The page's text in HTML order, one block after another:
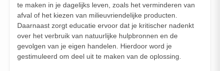
te maken in je dagelijks leven, zoals het verminderen van
afval of het kiezen van milieuvriendelijke producten.
Daarnaast zorgt educatie ervoor dat je kritischer nadenkt
over het verbruik van natuurlijke hulpbronnen en de
gevolgen van je eigen handelen. Hierdoor word je
gestimuleerd om deel uit te maken van de oplossing.